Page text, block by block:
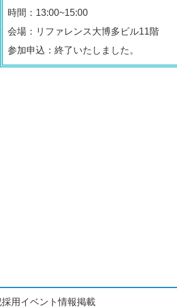
時間：13:00~15:00
会場：リファレンス大博多ビル11階
参加申込：終了いたしました。
用イベント情報掲載